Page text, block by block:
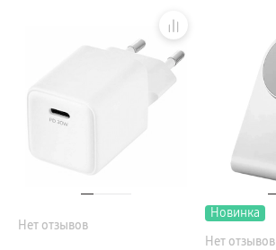
Кабели и переходники
Автомобильные держатели
Внешние аккумуляторы
Стилусы
Ремешки для часов
Аксессуары для телевизоров
Аксессуары для проекторов
Клавиатуры для планшетов
Уценка
Нет отзывов
Новинка
Нет отзывов